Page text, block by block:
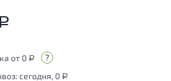
от 0 Р
сегодня, 0 Р